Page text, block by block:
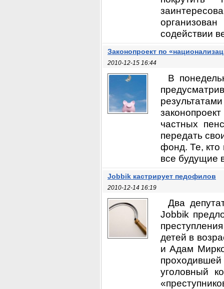
содействии
Законопроект по
2010-12-15 16:44
В
частных
передать
фонд. Те, кто
все будущие
Jobbik кастрирует педофилов
2010-12-14 16:19
Два
Jobbik
детей в
и Адам
уголовный